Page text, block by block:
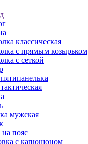
классическая
с прямым козырьком
с сеткой
мужская
пояс
с капюшоном